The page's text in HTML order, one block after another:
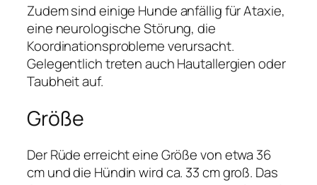
Zudem sind einige Hunde anfällig für Ataxie,
eine neurologische Störung, die
Koordinationsprobleme verursacht.
Gelegentlich treten auch Hautallergien oder
Taubheit auf.
Größe
Der Rüde erreicht eine Größe von etwa 36
cm und die Hündin wird ca. 33 cm groß. Das